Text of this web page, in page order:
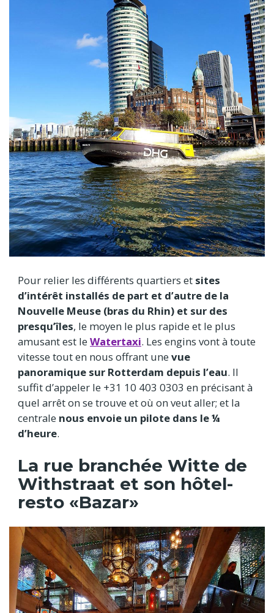
Pour relier les différents quartiers et sites
d’intérêt installés de part et d’autre de la
Nouvelle Meuse (bras du Rhin) et sur des
presqu’îles, le moyen le plus rapide et le plus
amusant est le Watertaxi. Les engins vont à toute
vitesse tout en nous offrant une vue
panoramique sur Rotterdam depuis l’eau. Il
suffit d’appeler le +31 10 403 0303 en précisant à
quel arrêt on se trouve et où on veut aller; et la
centrale nous envoie un pilote dans le ¼
d’heure.
La rue branchée Witte de
Withstraat et son hôtel-
resto «Bazar»